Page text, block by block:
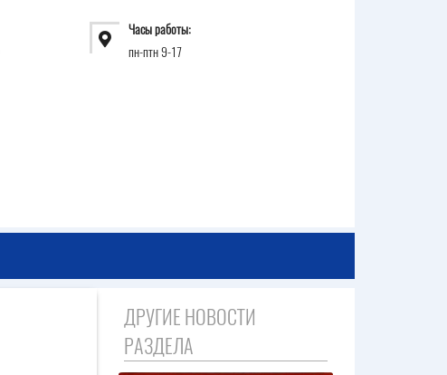
Часы работы:
пн-птн 9-17
ДРУГИЕ НОВОСТИ
РАЗДЕЛА